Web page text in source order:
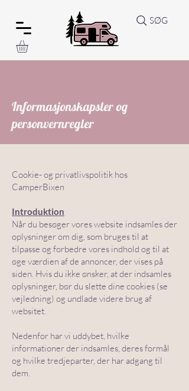
SØG
Informasjonskapsler og
personvernregler
Cookie- og privatlivspolitik hos
CamperBixen
Introduktion
Når du besøger vores website indsamles der
oplysninger om dig, som bruges til at
tilpasse og forbedre vores indhold og til at
øge værdien af de annoncer, der vises på
siden. Hvis du ikke ønsker, at der indsamles
oplysninger, bør du slette dine cookies (se
vejledning) og undlade videre brug af
websitet.
Nedenfor har vi uddybet, hvilke
informationer der indsamles, deres formål
og hvilke tredjeparter, der har adgang til
dem.